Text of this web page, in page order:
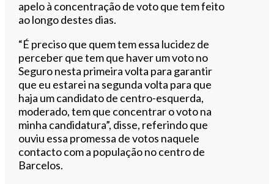
apelo à concentração de voto que tem feito
ao longo destes dias.
“É preciso que quem tem essa lucidez de
perceber que tem que haver um voto no
Seguro nesta primeira volta para garantir
que eu estarei na segunda volta para que
haja um candidato de centro-esquerda,
moderado, tem que concentrar o voto na
minha candidatura”, disse, referindo que
ouviu essa promessa de votos naquele
contacto com a população no centro de
Barcelos.